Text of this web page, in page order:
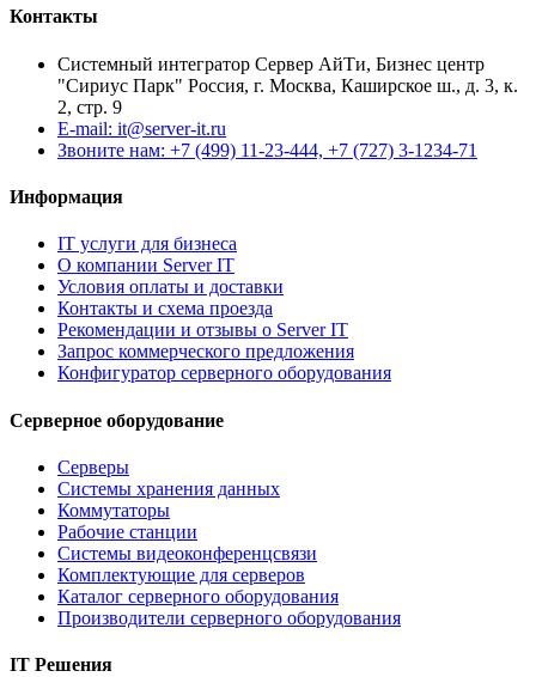
Контакты
Системный интегратор Сервер АйТи, Бизнес центр
"Сириус Парк" Россия, г. Москва, Каширское ш., д. 3, к.
2, стр. 9
E-mail: it@server-it.ru
Звоните нам: +7 (499) 11-23-444, +7 (727) 3-1234-71
Информация
IT услуги для бизнеса
О компании Server IT
Условия оплаты и доставки
Контакты и схема проезда
Рекомендации и отзывы о Server IT
Запрос коммерческого предложения
Конфигуратор серверного оборудования
Серверное оборудование
Серверы
Системы хранения данных
Коммутаторы
Рабочие станции
Системы видеоконференцсвязи
Комплектующие для серверов
Каталог серверного оборудования
Производители серверного оборудования
IT Решения